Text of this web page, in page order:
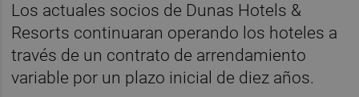
Los actuales socios de Dunas Hotels &
Resorts continuaran operando los hoteles a
través de un contrato de arrendamiento
variable por un plazo inicial de diez años.